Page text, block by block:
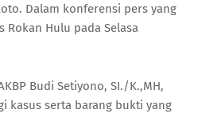
Dalam konferensi pers yang
Rokan Hulu pada Selasa
Budi Setiyono, SI./K.,MH,
kasus serta barang bukti yang